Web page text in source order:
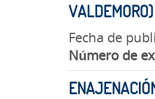
VALDEMORO)
Fecha de
Número de